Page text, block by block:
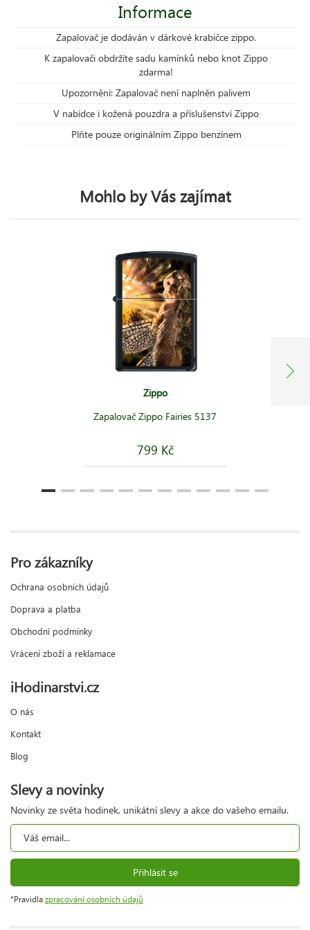
Informace
Zapalovač je dodáván v dárkové krabičce zippo.
K zapalovači obdržíte sadu kamínků nebo knot Zippo
zdarma!
Upozornění: Zapalovač není naplněn palivem
V nabídce i kožená pouzdra a příslušenství Zippo
Plňte pouze originálním Zippo benzínem
Mohlo by Vás zajímat
Zippo
Zapalovač Zippo Fairies 5137
799 Kč
Pro zákazníky
Ochrana osobních údajů
Doprava a platba
Obchodní podmínky
Vrácení zboží a reklamace
iHodinarstvi.cz
O nás
Kontakt
Blog
Slevy a novinky
Novinky ze světa hodinek, unikátní slevy a akce do vašeho emailu.
Přihlásit se
*Pravidla zpracování osobních údajů